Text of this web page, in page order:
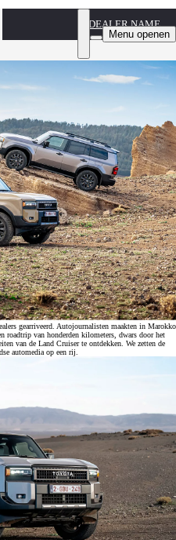
DEALER NAME
Menu openen
Toyota Land Cruiser
gearriveerd. Autojournalisten maakten in Marokko
roadtrip van honderden kilometers, dwars door het
van de Land Cruiser te ontdekken. We zetten de
automedia op een rij.